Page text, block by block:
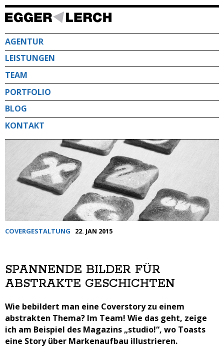
Direkt
zum
AGENTUR
LEISTUNGEN
TEAM
PORTFOLIO
BLOG
KONTAKT
COVERGESTALTUNG 22. JAN 2015
SPANNENDE BILDER FÜR
ABSTRAKTE GESCHICHTEN
Wie bebildert man eine Coverstory zu einem
abstrakten Thema? Im Team! Wie das geht, zeige
ich am Beispiel des Magazins „studio!“, wo Toasts
eine Story über Markenaufbau illustrieren.